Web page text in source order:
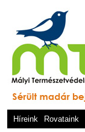
Híreink Rovataink